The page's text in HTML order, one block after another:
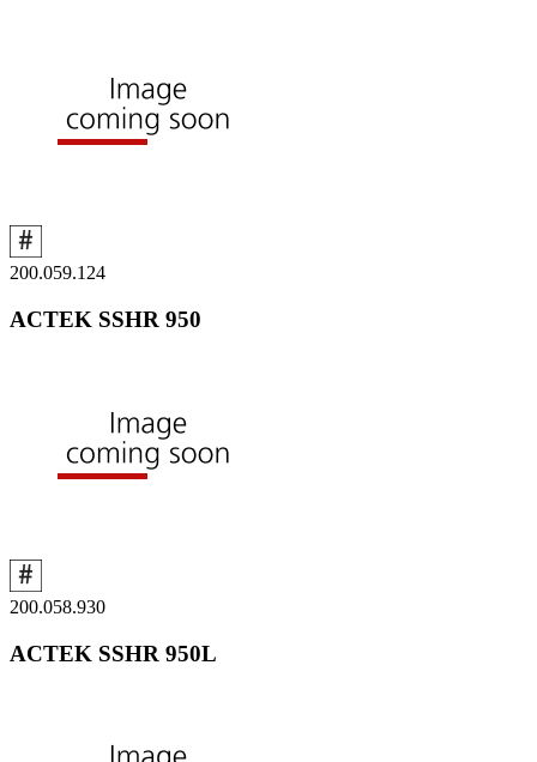
200.059.124
ACTEK SSHR 950
200.058.930
ACTEK SSHR 950L